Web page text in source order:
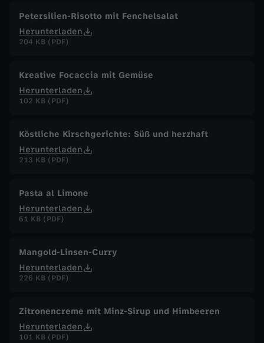
2
0
2
5
Petersilien-Risotto mit Fenchelsalat
Herunterladen
204 KB (PDF)
Kreative Focaccia mit Gemüse
Herunterladen
102 KB (PDF)
Köstliche Kirschgerichte: Süß und herzhaft
Herunterladen
213 KB (PDF)
Pasta al Limone
Herunterladen
61 KB (PDF)
Mangold-Linsen-Curry
Herunterladen
226 KB (PDF)
Zitronencreme mit Minz-Sirup und Himbeeren
Herunterladen
101 KB (PDF)